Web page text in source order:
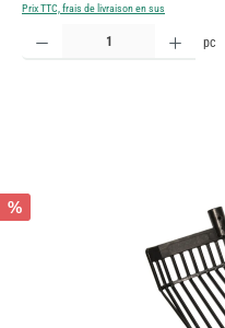
Prix TTC, frais de livraison en sus
Quantité de produit : Entrez la quantité
pc
%